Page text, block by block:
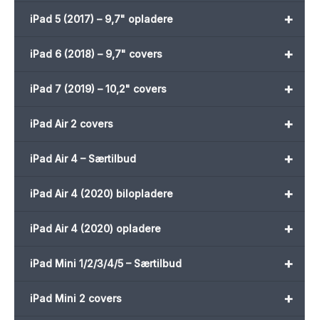
+
iPad 5 (2017) – 9,7" opladere
+
iPad 6 (2018) – 9,7" covers
+
iPad 7 (2019) – 10,2" covers
+
iPad Air 2 covers
+
iPad Air 4 – Særtilbud
+
iPad Air 4 (2020) bilopladere
+
iPad Air 4 (2020) opladere
+
iPad Mini 1/2/3/4/5 – Særtilbud
+
iPad Mini 2 covers